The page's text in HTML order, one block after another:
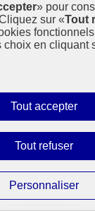
» pour
sur «Tout
choix en cliquant
Tout accepter
Tout refuser
tous
Personnaliser
les
et de la
sont des
intercommunalités
rendez-vous !